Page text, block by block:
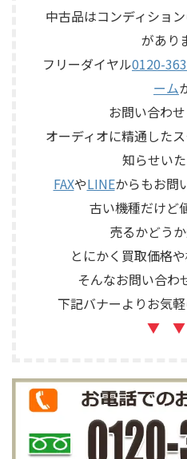
プのプリアンプで、左右チャン
替、ボリューム、バランス、
位相切替、バランス出力、フ
ードの有無、電源部の状態、
接続ケーブル、外観コンディシ
ョン、取扱説明書など付属品の
有無を確認しながら査定いた
しました。 買取商品：Mark
Levinson N ...
中古品はコンディショ
があり
フリーダイヤル0120-
ーム
お問い合わせ
オーディオに精通した
知らせいた
FAXやLINEからもお問
古い機種だけど
売るかどうか
とにかく買取価格
そんなお問い合わ
下記バナーよりお気
▼